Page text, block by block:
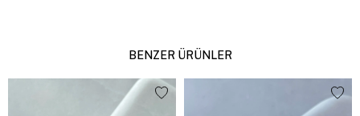
BENZER ÜRÜNLER